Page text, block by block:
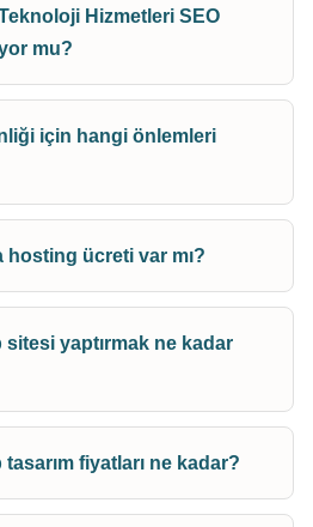
Teknoloji Hizmetleri SEO
mu?
için hangi önlemleri
hosting ücreti var mı?
sitesi yaptırmak ne kadar
fiyatları ne kadar?